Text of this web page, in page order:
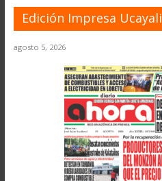
Edición Impresa Ucayali
agosto 5, 2026